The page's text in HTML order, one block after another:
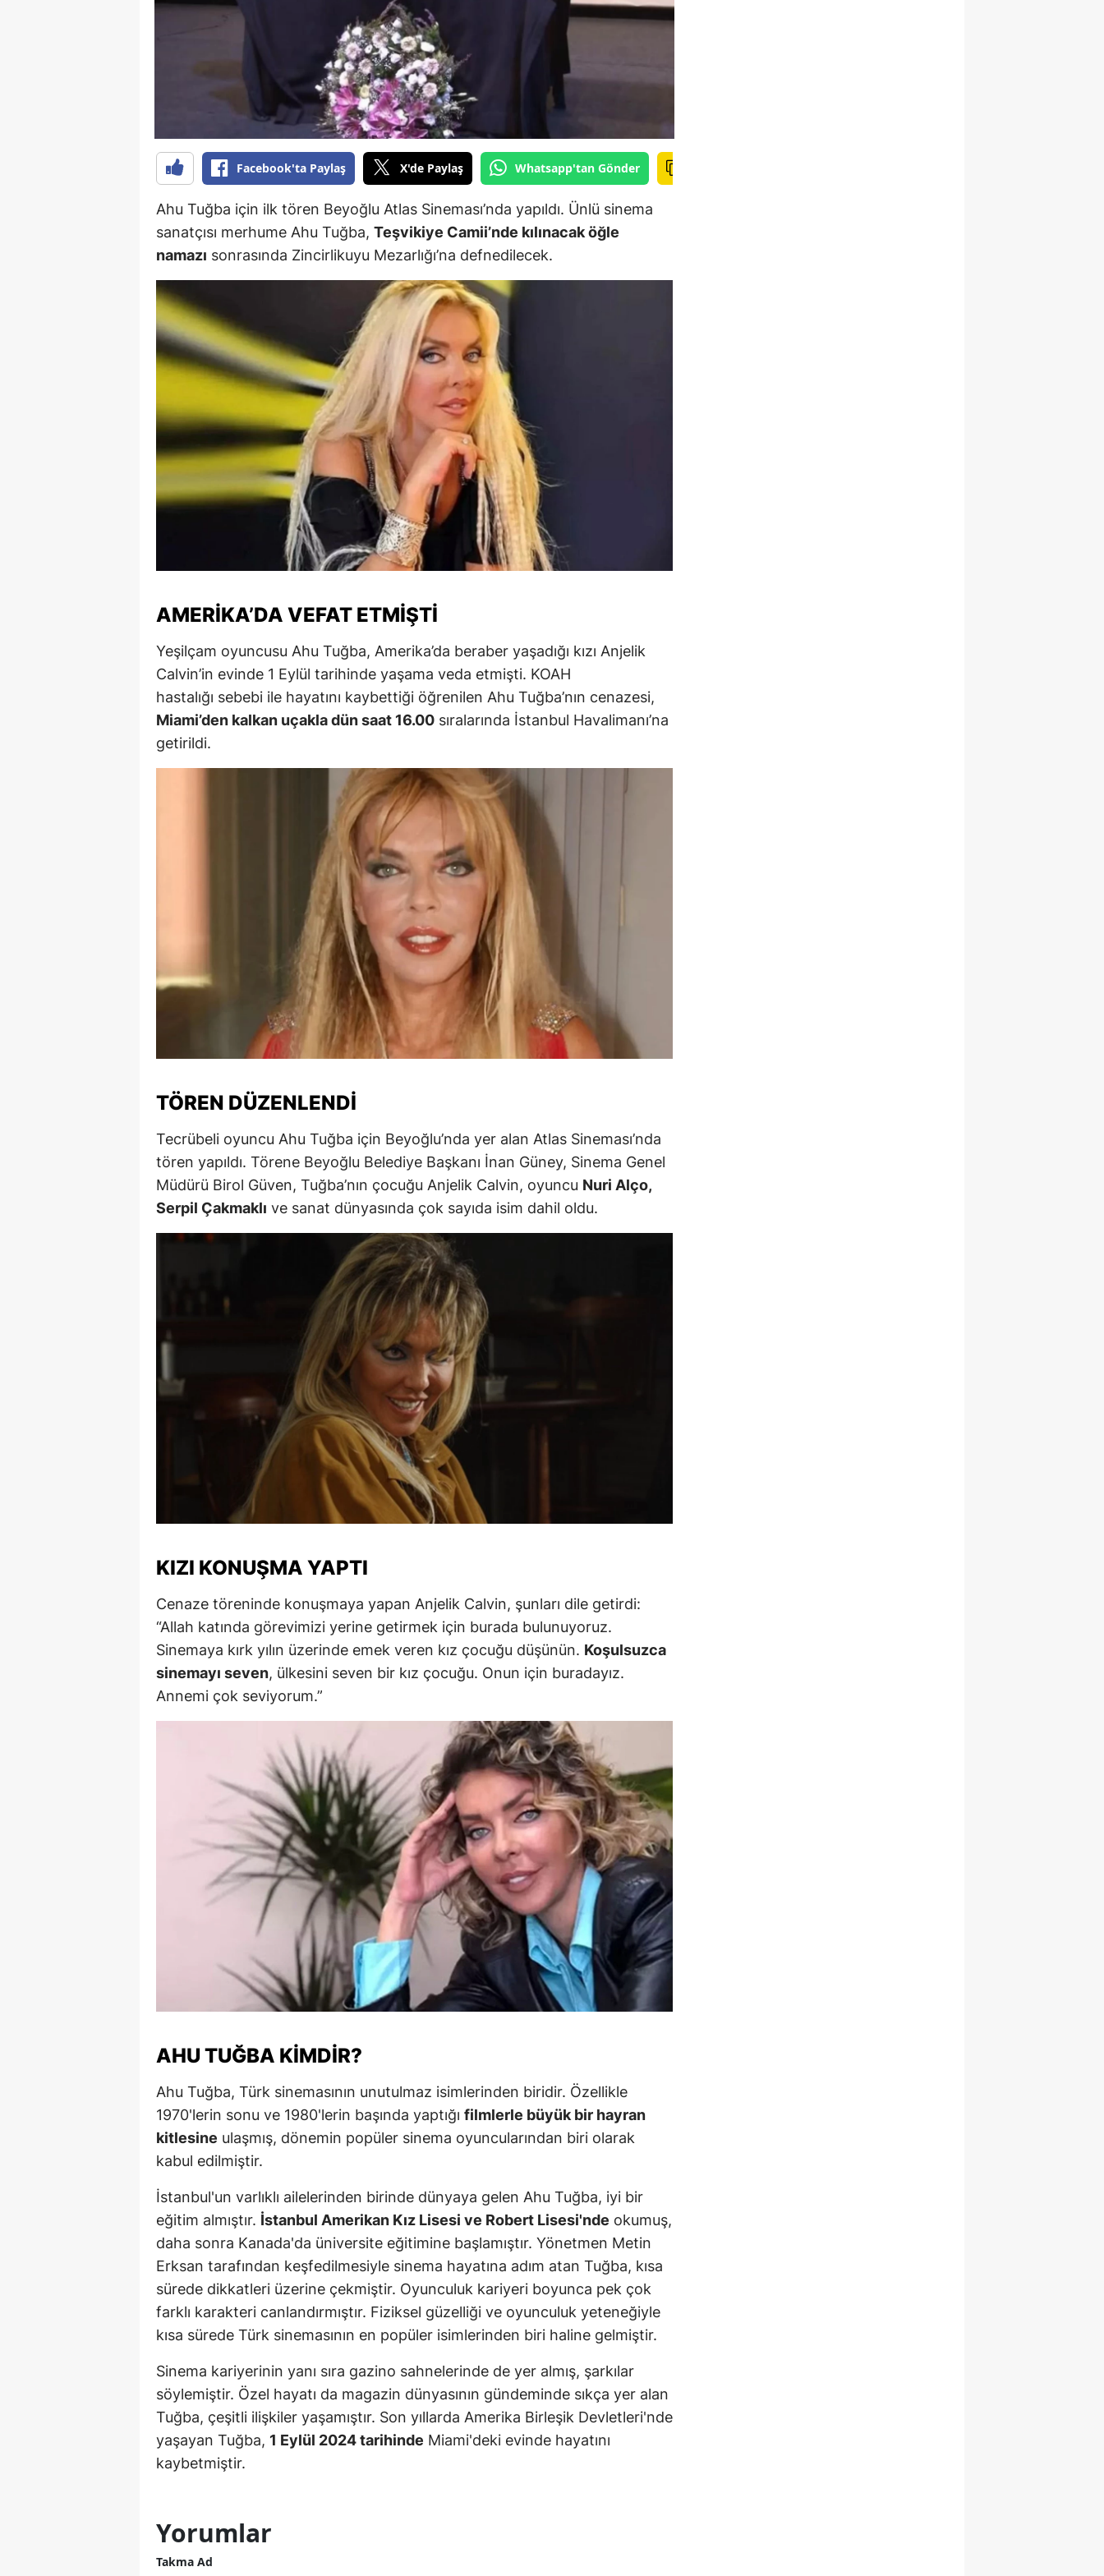
Bilecik
Bingöl
Bitlis
Bolu
Burdur
Bursa
Çanakkale
Çankırı
Çorum
Denizli
Diyarbakır
Edirne
Elazığ
Erzincan
Erzurum
Eskişehir
Gaziantep
Gümüşhane
Hakkari
Hatay
Isparta
İstanbul
İzmir
Kars
Kastamonu
Kayseri
Kırklareli
Kırşehir
Kocaeli
Konya
Malatya
Manisa
Kahramanmaraş
Mardin
Muğla
Muş
Nevşehir
Niğde
Ordu
Rize
Sakarya
Samsun
Sinop
Sivas
Tekirdağ
Tokat
Tunceli
Şanlıurfa
Uşak
Van
Yozgat
Zonguldak
Aksaray
Bayburt
Karaman
Bartın
Iğdır
Yalova
Karabük
Kilis
Osmaniye
Düzce
Facebook'ta Paylaş X'de Paylaş Whatsapp'tan Gönder
Ahu Tuğba için ilk tören Beyoğlu Atlas Sineması’nda yapıldı. Ünlü sinema
sanatçısı merhume Ahu Tuğba, Teşvikiye Camii’nde kılınacak öğle
namazı sonrasında Zincirlikuyu Mezarlığı’na defnedilecek.
AMERIKA’DA VEFAT ETMIŞTI
Yeşilçam oyuncusu Ahu Tuğba, Amerika’da beraber yaşadığı kızı Anjelik
Calvin’in evinde 1 Eylül tarihinde yaşama veda etmişti. KOAH
hastalığı sebebi ile hayatını kaybettiği öğrenilen Ahu Tuğba’nın cenazesi,
Miami’den kalkan uçakla dün saat 16.00 sıralarında İstanbul Havalimanı’na
getirildi.
TÖREN DÜZENLENDI
Tecrübeli oyuncu Ahu Tuğba için Beyoğlu’nda yer alan Atlas Sineması’nda
tören yapıldı. Törene Beyoğlu Belediye Başkanı İnan Güney, Sinema Genel
Müdürü Birol Güven, Tuğba’nın çocuğu Anjelik Calvin, oyuncu Nuri Alço,
Serpil Çakmaklı ve sanat dünyasında çok sayıda isim dahil oldu.
KIZI KONUŞMA YAPTI
Cenaze töreninde konuşmaya yapan Anjelik Calvin, şunları dile getirdi:
“Allah katında görevimizi yerine getirmek için burada bulunuyoruz.
Sinemaya kırk yılın üzerinde emek veren kız çocuğu düşünün. Koşulsuzca
sinemayı seven, ülkesini seven bir kız çocuğu. Onun için buradayız.
Annemi çok seviyorum.”
AHU TUĞBA KIMDIR?
Ahu Tuğba, Türk sinemasının unutulmaz isimlerinden biridir. Özellikle
1970'lerin sonu ve 1980'lerin başında yaptığı filmlerle büyük bir hayran
kitlesine ulaşmış, dönemin popüler sinema oyuncularından biri olarak
kabul edilmiştir.
İstanbul'un varlıklı ailelerinden birinde dünyaya gelen Ahu Tuğba, iyi bir
eğitim almıştır. İstanbul Amerikan Kız Lisesi ve Robert Lisesi'nde okumuş,
daha sonra Kanada'da üniversite eğitimine başlamıştır. Yönetmen Metin
Erksan tarafından keşfedilmesiyle sinema hayatına adım atan Tuğba, kısa
sürede dikkatleri üzerine çekmiştir. Oyunculuk kariyeri boyunca pek çok
farklı karakteri canlandırmıştır. Fiziksel güzelliği ve oyunculuk yeteneğiyle
kısa sürede Türk sinemasının en popüler isimlerinden biri haline gelmiştir.
Sinema kariyerinin yanı sıra gazino sahnelerinde de yer almış, şarkılar
söylemiştir. Özel hayatı da magazin dünyasının gündeminde sıkça yer alan
Tuğba, çeşitli ilişkiler yaşamıştır. Son yıllarda Amerika Birleşik Devletleri'nde
yaşayan Tuğba, 1 Eylül 2024 tarihinde Miami'deki evinde hayatını
kaybetmiştir.
Yorumlar
Takma Ad